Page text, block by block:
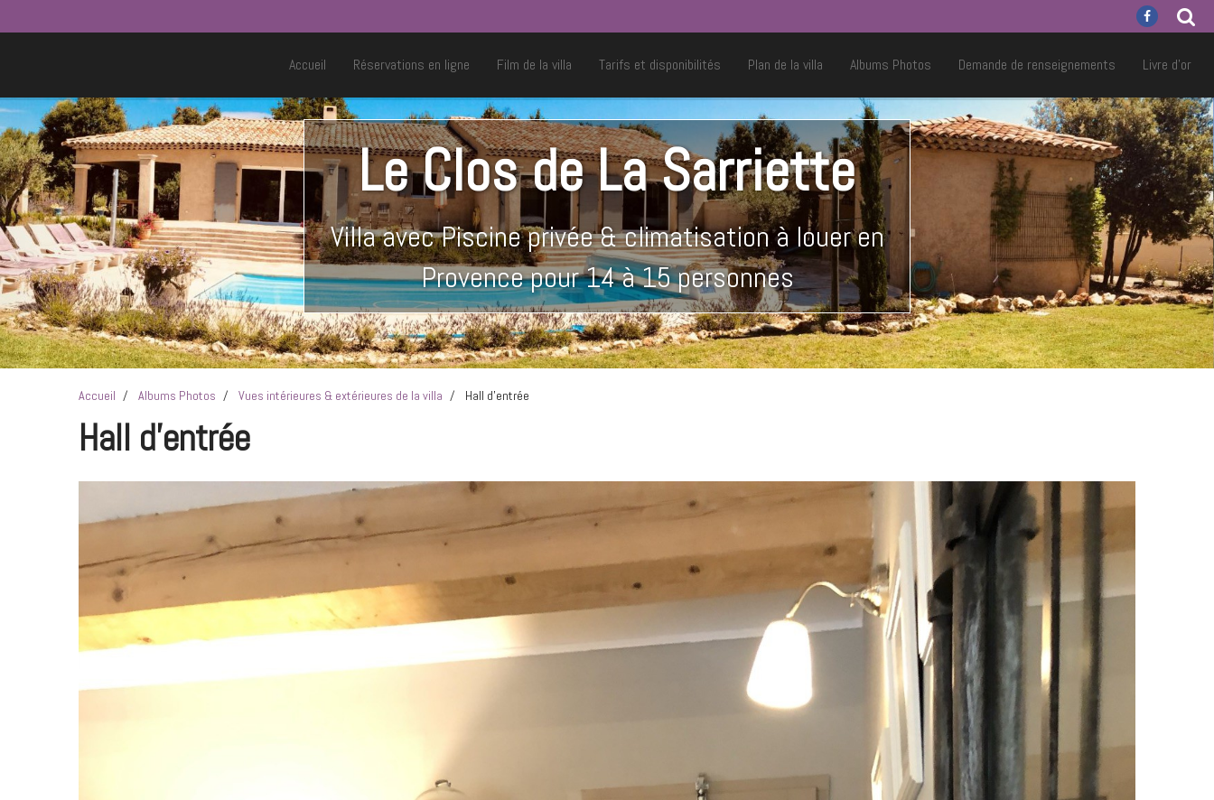
Accueil Réservations en ligne Film de la villa Tarifs et disponibilités Plan de la villa Albums Photos Demande de renseignements Livre d'or
Le Clos de La Sarriette
Villa avec Piscine privée & climatisation à louer en
Provence pour 14 à 15 personnes
Accueil Albums Photos Vues intérieures & extérieures de la villa Hall d'entrée
Hall d'entrée